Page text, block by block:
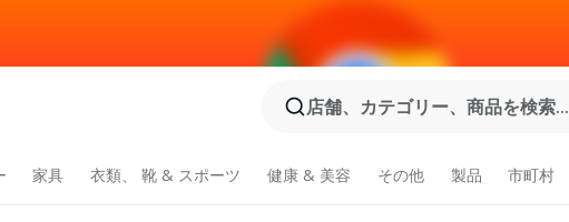
店舗、カテゴリー、商品を検索...
家具 衣類、 靴 & スポーツ 健康 & 美容 その他 製品 市町村